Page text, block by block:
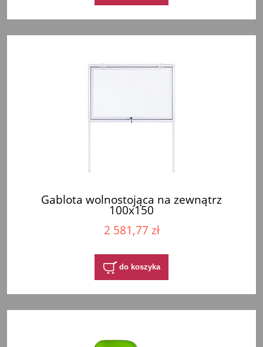
Gablota wolnostojąca na zewnątrz
100x150
2 581,77 zł
do koszyka